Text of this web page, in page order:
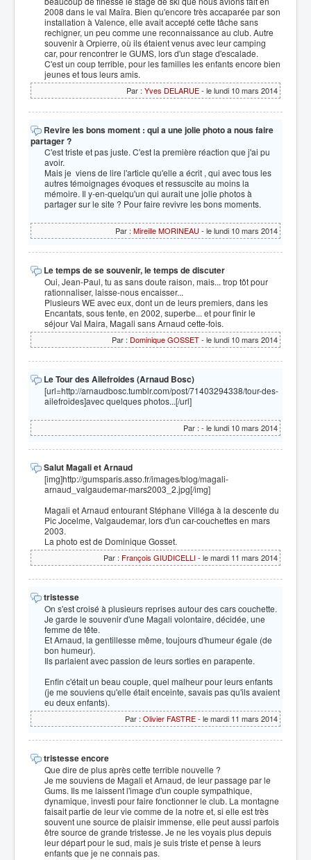
2008 dans le val Maïra. Bien qu'encore très accaparée par son
installation à Valence, elle avait accepté cette tâche sans
rechigner, un peu comme une reconnaissance au club. Autre
souvenir à Orpierre, où ils étaient venus avec leur camping
car, pour rencontrer le GUMS, lors d'un stage d'escalade.
C'est un coup terrible, pour les familles les enfants encore bien
jeunes et tous leurs amis.
Par : Yves DELARUE- le lundi 10 mars 2014
Revire les bons moment : qui a une jolie photo a nous faire
partager ?
C'est triste et pas juste. C'est la première réaction que j'ai pu
avoir.
Mais je viens de lire l'article qu'elle a écrit , qui avec tous les
autres témoignages évoques et ressuscite au moins la
mémoire. Il y-en-quelqu'un qui aurait une jolie photos à
partager sur le site ? Pour faire revivre les bons moments.
Par : Mireille MORINEAU - le lundi 10 mars 2014
Le temps de se souvenir, le temps de discuter
Oui, Jean-Paul, tu as sans doute raison, mais... trop tôt pour
rationnaliser, laisse-nous encaisser...
Plusieurs WE avec eux, dont un de leurs premiers, dans les
Encantats, sous tente, en 2002, superbe... et pour finir le
séjour Val Maira, Magali sans Arnaud cette-fois.
Par : Dominique GOSSET- le lundi 10 mars 2014
Le Tour des Ailefroides (Arnaud Bosc)
[url=http://arnaudbosc.tumblr.com/post/71403294338/tour-des-
ailefroides]avec quelques photos...[/url]
Par : - le lundi 10 mars 2014
Salut Magali et Arnaud
[img]http://gumsparis.asso.fr/images/blog/magali-
arnaud_valgaudemar-mars2003_2.jpg[/img]
Magali et Arnaud entourant Stéphane Villéga à la descente du
Pic Jocelme, Valgaudemar, lors d'un car-couchettes en mars
2003.
La photo est de Dominique Gosset.
Par : François GIUDICELLI- le mardi 11 mars 2014
tristesse
On s'est croisé à plusieurs reprises autour des cars couchette.
Je garde le souvenir d'une Magali volontaire, décidée, une
femme de tête.
Et Arnaud, la gentillesse même, toujours d'humeur égale (de
bon humeur).
Ils parlaient avec passion de leurs sorties en parapente.
Enfin c'était un beau couple, quel malheur pour leurs enfants
(je me souviens qu'elle était enceinte, savais pas qu'ils avaient
eu deux enfants).
Par : Olivier FASTRE- le mardi 11 mars 2014
tristesse encore
Que dire de plus après cette terrible nouvelle ?
Je me souviens de Magali et Arnaud, de leur passage par le
Gums. Ils me laissent l'image d'un couple sympathique,
dynamique, investi pour faire fonctionner le club. La montagne
faisait partie de leur vie comme de la notre et, si elle est très
souvent une source de plaisir immense, elle peut aussi parfois
être source de grande tristesse. Je ne les voyais plus depuis
leur départ pour le sud, mais je suis triste et pense à leurs
enfants que je ne connais pas.